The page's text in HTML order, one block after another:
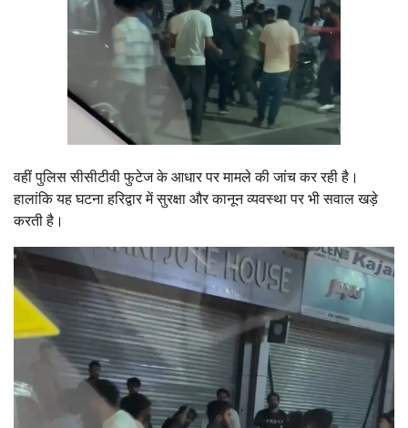
वहीं पुलिस सीसीटीवी फुटेज के आधार पर मामले की जांच कर रही है।
हालांकि यह घटना हरिद्वार में सुरक्षा और कानून व्यवस्था पर भी सवाल खड़े
करती है।